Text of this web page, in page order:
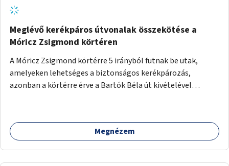
Meglévő kerékpáros útvonalak összekötése a
Móricz Zsigmond körtéren
A Móricz Zsigmond körtérre 5 irányból futnak be utak,
amelyeken lehetséges a biztonságos kerékpározás,
azonban a körtérre érve a Bartók Béla út kivételével
Megnézem